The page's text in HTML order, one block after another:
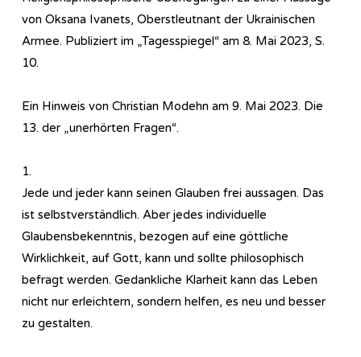
von Oksana Ivanets, Oberstleutnant der Ukrainischen
Armee. Publiziert im „Tagesspiegel“ am 8. Mai 2023, S.
10.
Ein Hinweis von Christian Modehn am 9. Mai 2023. Die
13. der „unerhörten Fragen“.
1.
Jede und jeder kann seinen Glauben frei aussagen. Das
ist selbstverständlich. Aber jedes individuelle
Glaubensbekenntnis, bezogen auf eine göttliche
Wirklichkeit, auf Gott, kann und sollte philosophisch
befragt werden. Gedankliche Klarheit kann das Leben
nicht nur erleichtern, sondern helfen, es neu und besser
zu gestalten.